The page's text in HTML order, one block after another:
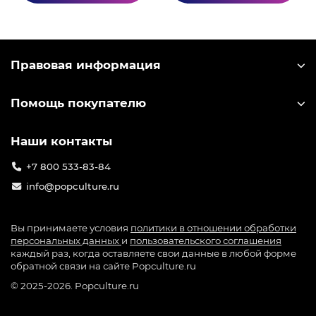
Правовая информация
Помощь покупателю
Наши контакты
+7 800 533-83-84
info@popculture.ru
Вы принимаете условия политики в отношении обработки
персональных данных и пользовательского соглашения
каждый раз, когда оставляете свои данные в любой форме
обратной связи на сайте Popculture.ru
© 2025-2026. Popculture.ru